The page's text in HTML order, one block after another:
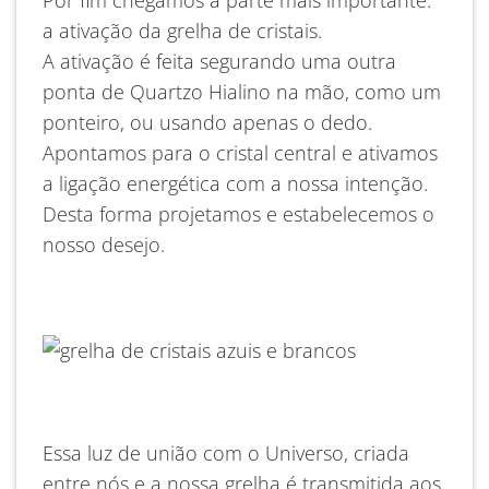
a ativação da grelha de cristais.
A ativação é feita segurando uma outra
ponta de Quartzo Hialino na mão, como um
ponteiro, ou usando apenas o dedo.
Apontamos para o cristal central e ativamos
a ligação energética com a nossa intenção.
Desta forma projetamos e estabelecemos o
nosso desejo.
Essa luz de união com o Universo, criada